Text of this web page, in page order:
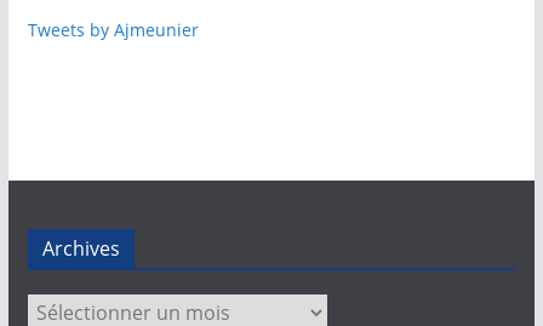
Tweets by Ajmeunier
Archives
Archives